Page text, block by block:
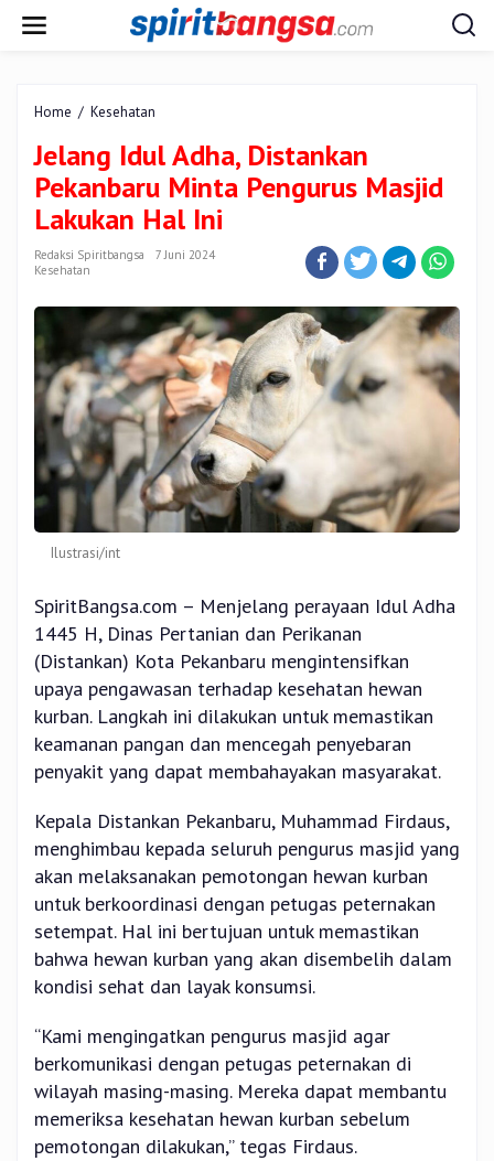
Home / Kesehatan
Adha,
Distankan
Pekanbaru
Minta
Masjid
Ini
Jelang Idul Adha, Distankan
Pekanbaru Minta Pengurus Masjid
Lakukan Hal Ini
Redaksi Spiritbangsa
7 Juni 2024
Kesehatan
Ilustrasi/int
SpiritBangsa.com – Menjelang perayaan Idul Adha
1445 H, Dinas Pertanian dan Perikanan
(Distankan) Kota Pekanbaru mengintensifkan
upaya pengawasan terhadap kesehatan hewan
kurban. Langkah ini dilakukan untuk memastikan
keamanan pangan dan mencegah penyebaran
penyakit yang dapat membahayakan masyarakat.
Kepala Distankan Pekanbaru, Muhammad Firdaus,
menghimbau kepada seluruh pengurus masjid yang
akan melaksanakan pemotongan hewan kurban
untuk berkoordinasi dengan petugas peternakan
setempat. Hal ini bertujuan untuk memastikan
bahwa hewan kurban yang akan disembelih dalam
kondisi sehat dan layak konsumsi.
“Kami mengingatkan pengurus masjid agar
berkomunikasi dengan petugas peternakan di
wilayah masing-masing. Mereka dapat membantu
memeriksa kesehatan hewan kurban sebelum
pemotongan dilakukan,” tegas Firdaus.